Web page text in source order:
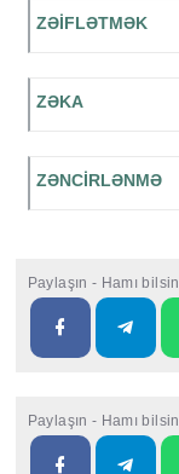
ZƏİFLƏTMƏK
ZƏKA
ZƏNCİRLƏNMƏ
Paylaşın - Hamı bilsin
Paylaşın - Hamı bilsin